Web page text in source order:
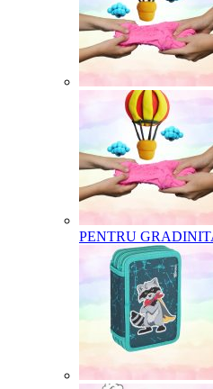
PENTRU